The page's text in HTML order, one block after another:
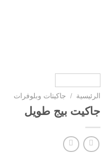
الرئيسية / جاكيتات وبلوفرات
جاكيت بيج طويل